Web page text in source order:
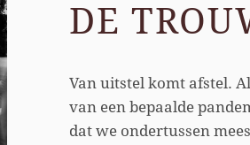
DE
Van uitstel komt afstel.
van een bepaalde
dat we ondertussen